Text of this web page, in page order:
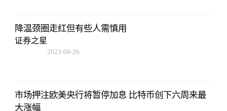
降温颈圈走红但有些人需慎用
证券之星
2023-08-26
市场押注欧美央行将暂停加息 比特币创下六周来最
大涨幅